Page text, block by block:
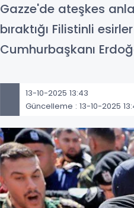
Gazze'de ateşkes
bıraktığı Filistinli
Cumhurbaşkanı
13-10-2025 13:43
Güncelleme : 13-10-2025